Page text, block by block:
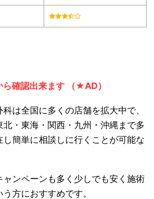
ら確認出来ます （★AD）
は全国に多くの店舗を拡大中で、
北・東海・関西・九州・沖縄まで多
し簡単に相談しに行くことが可能な
ャンペーンも多く少しでも安く施術
方におすすめです。